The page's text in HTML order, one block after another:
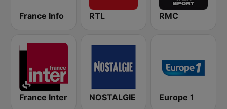
France Info RTL RMC
France Inter NOSTALGIE Europe 1